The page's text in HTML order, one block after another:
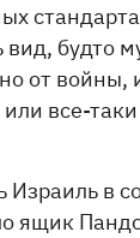
вид, будто
от войны,
все-
в
ящик